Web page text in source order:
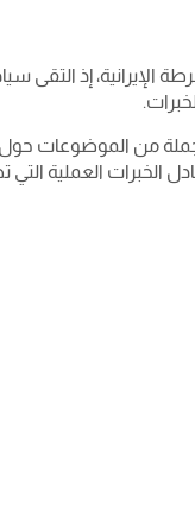
الإيرانية، إذ التقى
من الموضوعات حول
الخبرات العملية